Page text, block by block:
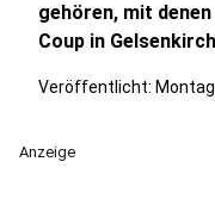
gehören, mit
Coup in
Veröffentlicht:
Anzeige